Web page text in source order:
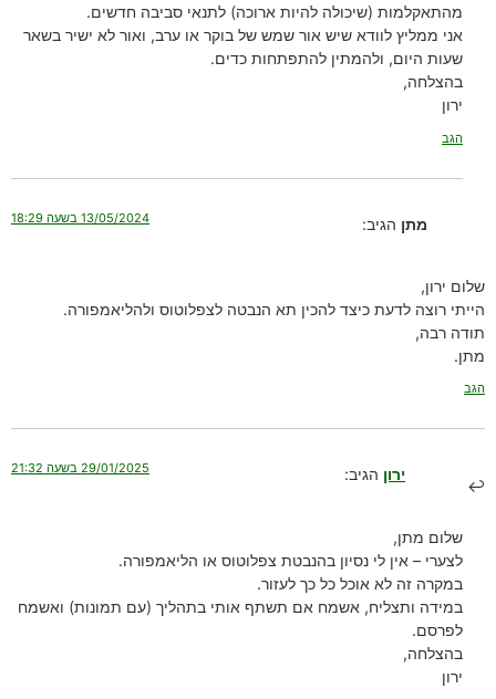
מהתאקלמות (שיכולה להיות ארוכה) לתנאי סביבה חדשים.
אני ממליץ לוודא שיש אור שמש של בוקר או ערב, ואור לא ישיר בשאר
שעות היום, ולהמתין להתפתחות כדים.
בהצלחה,
ירון
הגב
מתן הגיב: 13/05/2024 בשעה 18:29
שלום ירון,
הייתי רוצה לדעת כיצד להכין תא הנבטה לצפלוטוס ולהליאמפורה.
תודה רבה,
מתן.
הגב
ירון הגיב: 29/01/2025 בשעה 21:32
שלום מתן,
לצערי – אין לי נסיון בהנבטת צפלוטוס או הליאמפורה.
במקרה זה לא אוכל כל כך לעזור.
במידה ותצליח, אשמח אם תשתף אותי בתהליך (עם תמונות) ואשמח
לפרסם.
בהצלחה,
ירון